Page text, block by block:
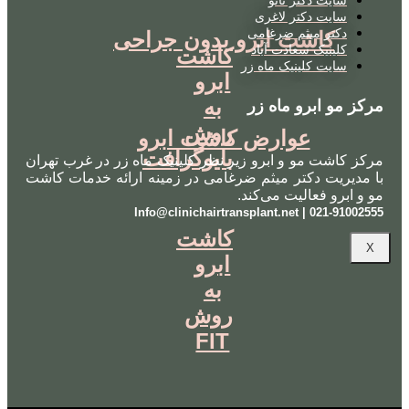
کاشت ابرو بدون جراحی
عوارض کاشت ابرو
X
کاشت
ابرو
به
روش
بایوگرافت
کاشت
ابرو
به
روش
FIT
سایت دکتر لاغری
دکتر میثم ضرغامی
کلینیک سعادت آباد
سایت کلینیک ماه زر
مرکز مو ابرو ماه زر
مرکز کاشت مو و ابرو زیر نظر کلینیک ماه زر در غرب تهران
با مدیریت دکتر میثم ضرغامی در زمینه ارائه خدمات کاشت
مو و ابرو فعالیت می‌کند.
021-91002555 | Info@clinichairtransplant.net